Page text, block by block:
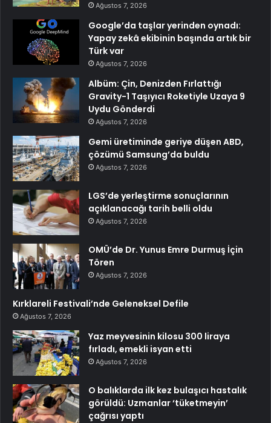
Ağustos 7, 2026
Google’da taşlar yerinden oynadı:
Yapay zekâ ekibinin başında artık bir
Türk var
Ağustos 7, 2026
Albüm: Çin, Denizden Fırlattığı
Gravity-1 Taşıyıcı Roketiyle Uzaya 9
Uydu Gönderdi
Ağustos 7, 2026
Gemi üretiminde geriye düşen ABD,
çözümü Samsung’da buldu
Ağustos 7, 2026
LGS’de yerleştirme sonuçlarının
açıklanacağı tarih belli oldu
Ağustos 7, 2026
OMÜ’de Dr. Yunus Emre Durmuş İçin
Tören
Ağustos 7, 2026
Kırklareli Festivali’nde Geleneksel Defile
Ağustos 7, 2026
Yaz meyvesinin kilosu 300 liraya
fırladı, emekli isyan etti
Ağustos 7, 2026
O balıklarda ilk kez bulaşıcı hastalık
görüldü: Uzmanlar ‘tüketmeyin’
çağrısı yaptı